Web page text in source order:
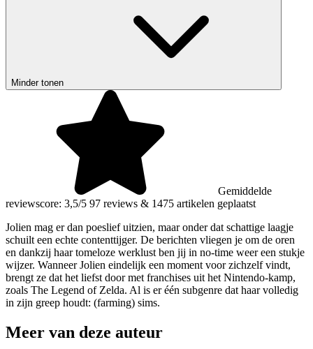
Minder tonen
Gemiddelde
reviewscore: 3,5/5 97 reviews & 1475 artikelen geplaatst
Jolien mag er dan poeslief uitzien, maar onder dat schattige laagje
schuilt een echte contenttijger. De berichten vliegen je om de oren
en dankzij haar tomeloze werklust ben jij in no-time weer een stukje
wijzer. Wanneer Jolien eindelijk een moment voor zichzelf vindt,
brengt ze dat het liefst door met franchises uit het Nintendo-kamp,
zoals The Legend of Zelda. Al is er één subgenre dat haar volledig
in zijn greep houdt: (farming) sims.
Meer van deze auteur